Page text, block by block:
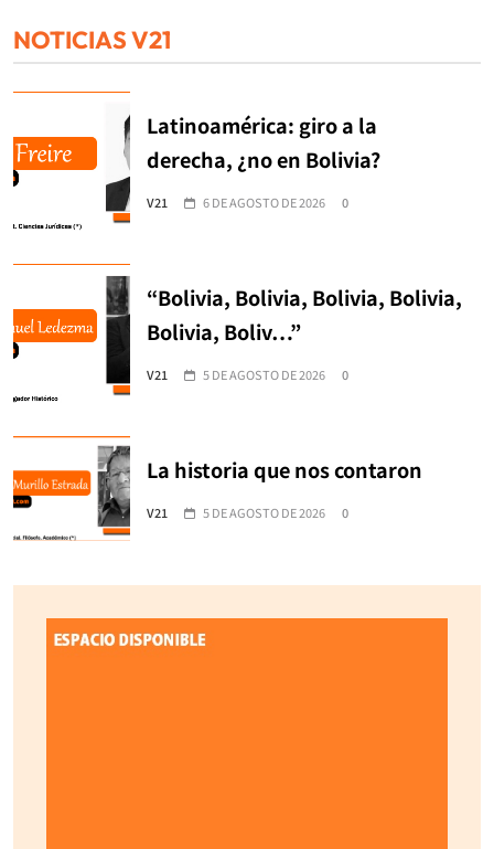
NOTICIAS V21
Latinoamérica: giro a la
derecha, ¿no en Bolivia?
V21 6 DE AGOSTO DE 2026 0
“Bolivia, Bolivia, Bolivia, Bolivia,
Bolivia, Boliv…”
V21 5 DE AGOSTO DE 2026 0
La historia que nos contaron
V21 5 DE AGOSTO DE 2026 0